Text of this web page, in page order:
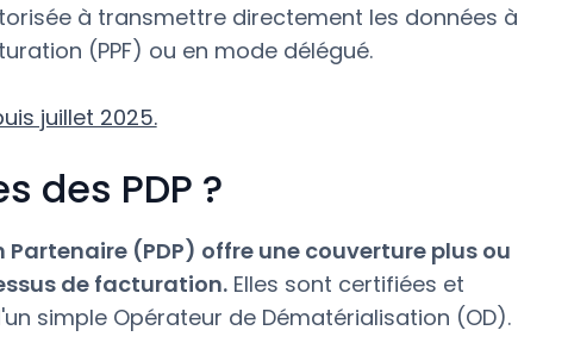
à transmettre directement les données à
(PPF) ou en mode délégué.
juillet 2025.
des PDP ?
(PDP) offre une couverture plus ou
de facturation.Elles sont certifiées et
simple Opérateur de Dématérialisation (OD).